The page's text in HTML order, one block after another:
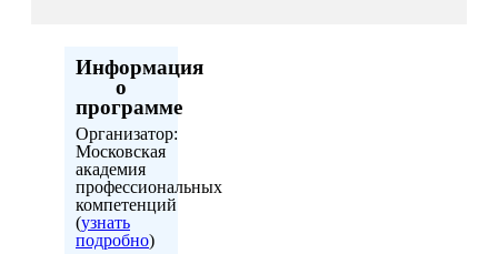
Информация
о
программе
Организатор:
Московская
академия
профессиональных
компетенций
(узнать
подробно)